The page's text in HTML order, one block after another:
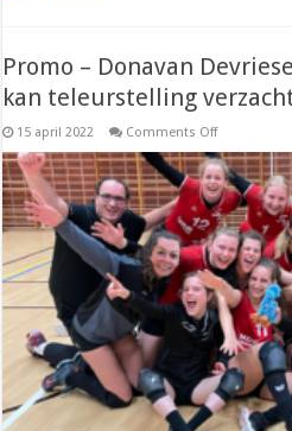
Promo – Donavan
kan teleurstelling
15 april 2022 Comments Offon
–
Donavan
Devriese
(Aalter):
“Bekerwinst
kan
verzachten”